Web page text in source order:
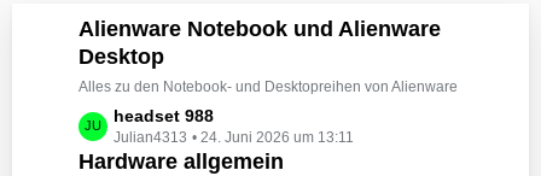
e
t
r
ä
g
e
e
B
e
i
t
r
ä
Alienware Notebook und Alienware
Desktop
Alles zu den Notebook- und Desktopreihen von Alienware
L
e
t
headset 988
Julian4313 24. Juni 2026 um 13:11
Hardware allgemein